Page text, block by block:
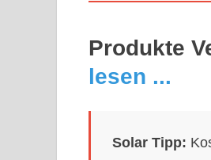
Produkte
lesen ...
Solar Tipp: